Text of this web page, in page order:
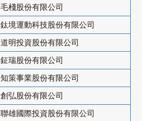
毛棧股份有限公司
鈦境運動科技股份有限公司
道明投資股份有限公司
鉦瑞股份有限公司
知策事業股份有限公司
創弘股份有限公司
聯雄國際投資股份有限公司